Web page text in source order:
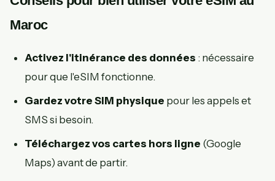
Maroc
Activez l'itinérance des données : nécessaire
pour que l'eSIM fonctionne.
Gardez votre SIM physique pour les appels et
SMS si besoin.
Téléchargez vos cartes hors ligne (Google
Maps) avant de partir.